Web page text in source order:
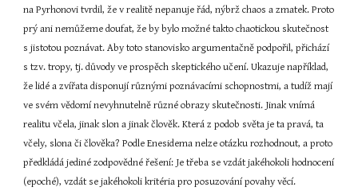
na Pyrhonovi tvrdil, že v realitě nepanuje řád, nýbrž chaos a zmatek. Proto
prý ani nemůžeme doufat, že by bylo možné takto chaotickou skutečnost
s jistotou poznávat. Aby toto stanovisko argumentačně podpořil, přichází
s tzv. tropy, tj. důvody ve prospěch skeptického učení. Ukazuje například,
že lidé a zvířata disponují různými poznávacími schopnostmi, a tudíž mají
ve svém vědomí nevyhnutelně různé obrazy skutečnosti. Jinak vnímá
realitu včela, jinak slon a jinak člověk. Která z podob světa je ta pravá, ta
včely, slona či člověka? Podle Enesidema nelze otázku rozhodnout, a proto
předkládá jediné zodpovědné řešení: Je třeba se vzdát jakéhokoli hodnocení
(epoché), vzdát se jakéhokoli kritéria pro posuzování povahy věcí.